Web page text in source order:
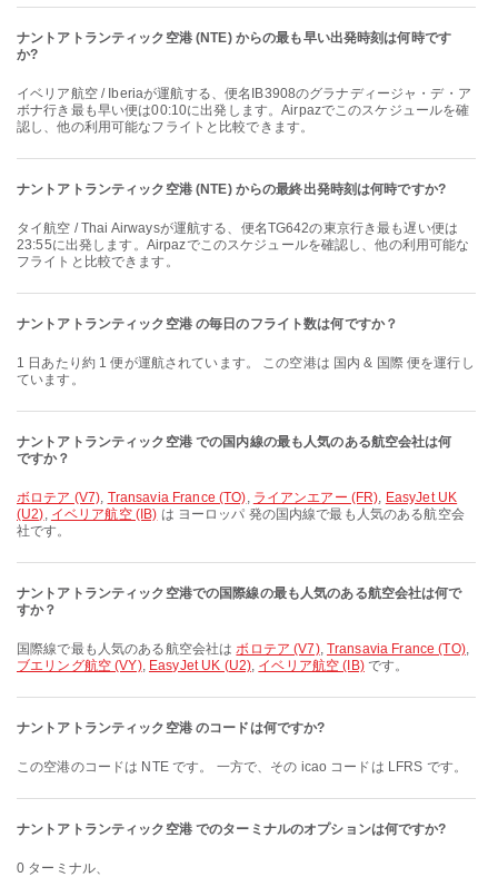
ナントアトランティック空港 (NTE) からの最も早い出発時刻は何時です
か?
イベリア航空 / Iberiaが運航する、便名IB3908のグラナディージャ・デ・ア
ボナ行き最も早い便は00:10に出発します。Airpazでこのスケジュールを確
認し、他の利用可能なフライトと比較できます。
ナントアトランティック空港 (NTE) からの最終出発時刻は何時ですか?
タイ航空 / Thai Airwaysが運航する、便名TG642の東京行き最も遅い便は
23:55に出発します。Airpazでこのスケジュールを確認し、他の利用可能な
フライトと比較できます。
ナントアトランティック空港 の毎日のフライト数は何ですか？
1 日あたり約 1 便が運航されています。 この空港は 国内 & 国際 便を運行し
ています。
ナントアトランティック空港 での国内線の最も人気のある航空会社は何
ですか？
ボロテア (V7), Transavia France (TO), ライアンエアー (FR), EasyJet UK
(U2), イベリア航空 (IB) は ヨーロッパ 発の国内線で最も人気のある航空会
社です。
ナントアトランティック空港での国際線の最も人気のある航空会社は何で
すか？
国際線で最も人気のある航空会社はボロテア (V7), Transavia France (TO),
ブエリング航空 (VY), EasyJet UK (U2), イベリア航空 (IB)です。
ナントアトランティック空港 のコードは何ですか?
この空港のコードは NTE です。 一方で、その icao コードは LFRS です。
ナントアトランティック空港 でのターミナルのオプションは何ですか?
0 ターミナル、